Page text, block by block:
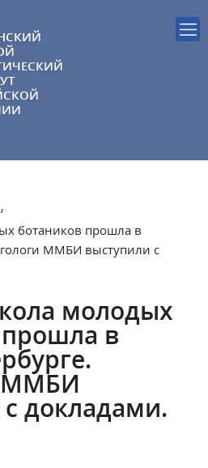
ботаников прошла в
ММБИ выступили с
молодых
в
ММБИ
докладами.